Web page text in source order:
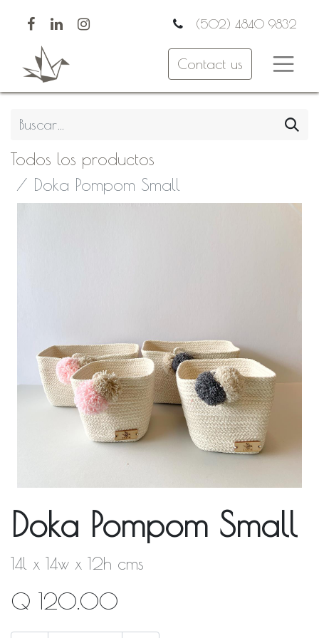
(502) 4840 9832
Contact us
Todos los productos
Doka Pompom Small
Doka Pompom Small
14l x 14w x 12h cms
Q 120.00